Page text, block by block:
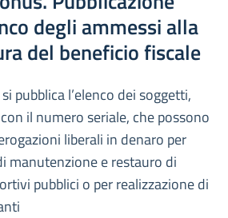
degli ammessi alla
del beneficio fiscale
pubblica l’elenco dei soggetti,
il numero seriale, che possono
liberali in denaro per
manutenzione e restauro di
pubblici o per realizzazione di